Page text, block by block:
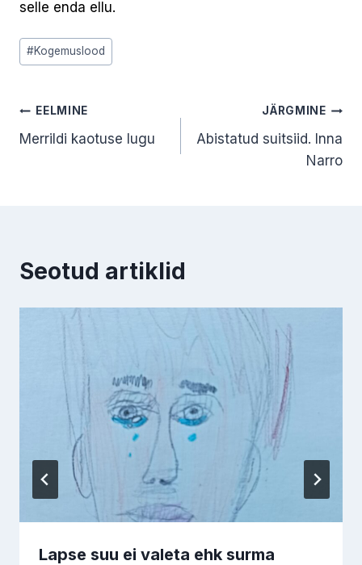
selle enda ellu.
Post
Tags:
#Kogemuslood
Navigeerimine
EELMINE
Merrildi kaotuse lugu
JÄRGMINE
Abistatud suitsiid. Inna
Narro
Seotud artiklid
Lapse suu ei valeta ehk surma